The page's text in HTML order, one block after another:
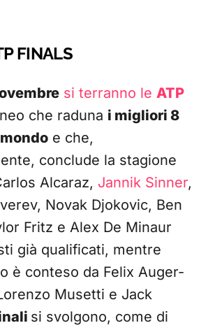
FINALS
si terranno le ATP
che raduna i migliori 8
e che,
conclude la stagione
Alcaraz, Jannik Sinner,
Novak Djokovic, Ben
Fritz e Alex De Minaur
già qualificati, mentre
è conteso da Felix Auger-
Musetti e Jack
si svolgono, come di